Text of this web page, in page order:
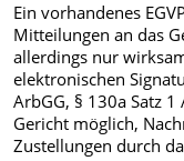
Ein vorhandenes
Mitteilungen an das
allerdings nur
elektronischen
ArbGG, § 130a Satz
Gericht möglich,
Zustellungen durch